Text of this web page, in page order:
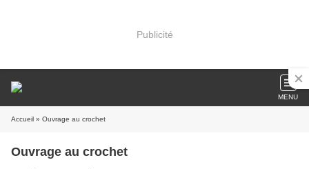
Publicité
MENU
Accueil » Ouvrage au crochet
Ouvrage au crochet